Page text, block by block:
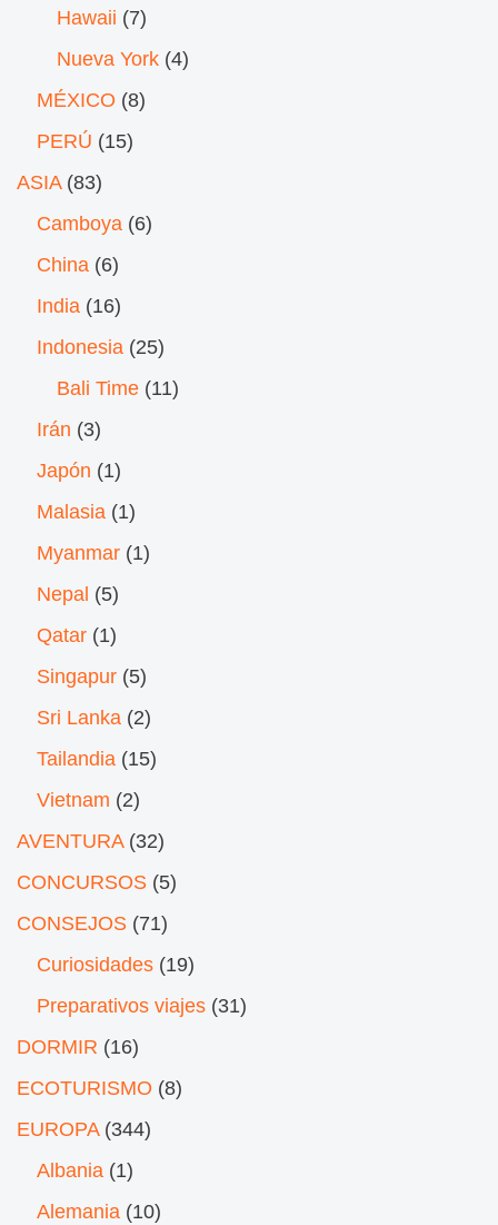
Hawaii (7)
Nueva York (4)
MÉXICO (8)
PERÚ (15)
ASIA(83)
Camboya (6)
China (6)
India (16)
Indonesia (25)
Bali Time (11)
Irán (3)
Japón (1)
Malasia (1)
Myanmar (1)
Nepal (5)
Qatar (1)
Singapur (5)
Sri Lanka (2)
Tailandia (15)
Vietnam (2)
AVENTURA(32)
CONCURSOS (5)
CONSEJOS (71)
Curiosidades (19)
Preparativos viajes (31)
DORMIR (16)
ECOTURISMO (8)
EUROPA(344)
Albania (1)
Alemania (10)